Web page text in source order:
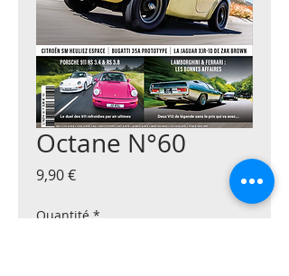
Octane N°60
9,90 €Prix
Quantité *